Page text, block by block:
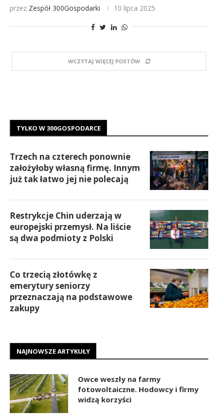
przez Zespół 300Gospodarki 10 lipca 2025
WCZYTAJ WIĘCEJ POSTÓW
TYLKO W 300GOSPODARCE
Trzech na czterech ponownie
założyłoby własną firmę. Innym
już tak łatwo jej nie polecają
Restrykcje Chin uderzają w
europejski przemysł. Na liście
są dwa podmioty z Polski
Co trzecią złotówkę z
emerytury seniorzy
przeznaczają na podstawowe
zakupy
NAJNOWSZE ARTYKUŁY
Owce weszły na farmy
fotowoltaiczne. Hodowcy i firmy
widzą korzyści